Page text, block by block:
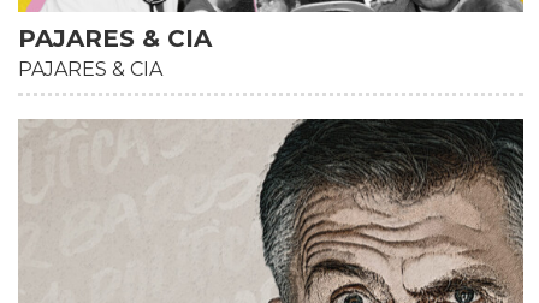
PAJARES & CIA
PAJARES & CIA